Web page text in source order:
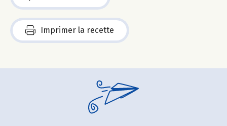
Imprimer la recette